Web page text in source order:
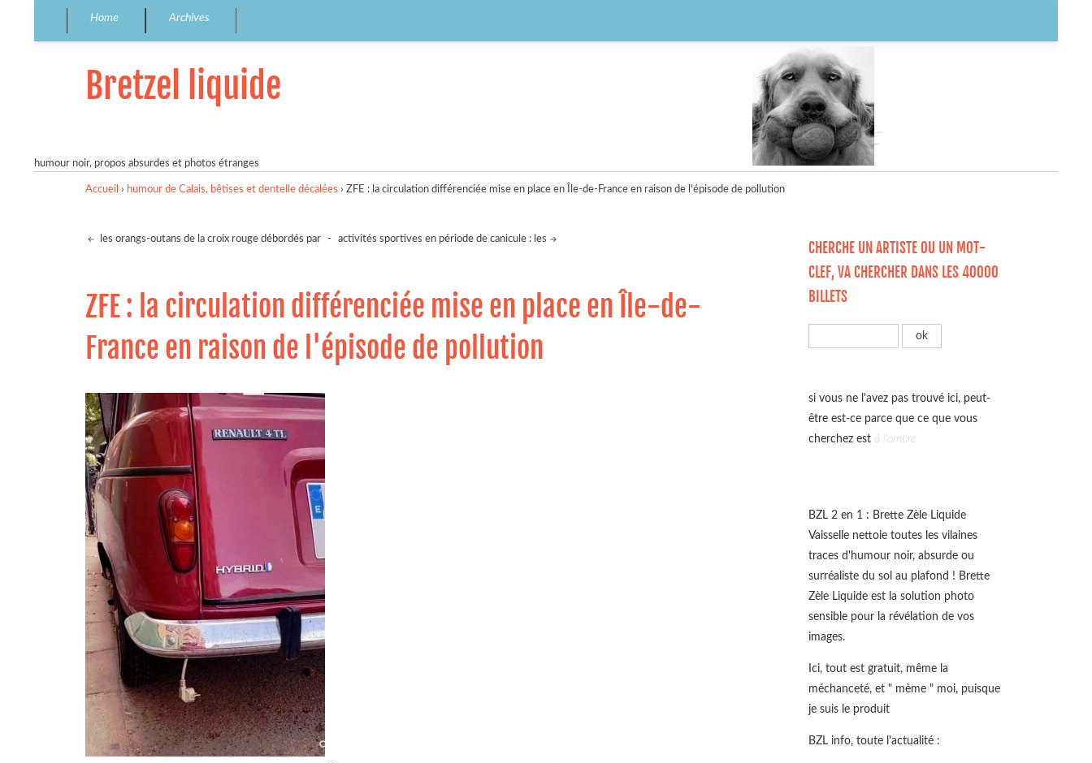
Home Archives
Bretzel liquide
humour noir, propos absurdes et photos étranges
Accueil › humour de Calais, bêtises et dentelle décalées › ZFE : la circulation différenciée mise en place en Île-de-France en raison de l'épisode de pollution
les orangs-outans de la croix rouge débordés par - activités sportives en période de canicule : les
ZFE : la circulation différenciée mise en place en Île-de-
France en raison de l'épisode de pollution
CHERCHE UN ARTISTE OU UN MOT-
CLEF, VA CHERCHER DANS LES 40000
BILLETS
si vous ne l'avez pas trouvé ici, peut-
être est-ce parce que ce que vous
cherchez està l'ombre
BZL 2 en 1 : Brette Zèle Liquide
Vaisselle nettoie toutes les vilaines
traces d'humour noir, absurde ou
surréaliste du sol au plafond ! Brette
Zèle Liquide est la solution photo
sensible pour la révélation de vos
images.
Ici, tout est gratuit, même la
méchanceté, et " mème " moi, puisque
je suis le produit
BZL info, toute l'actualité :